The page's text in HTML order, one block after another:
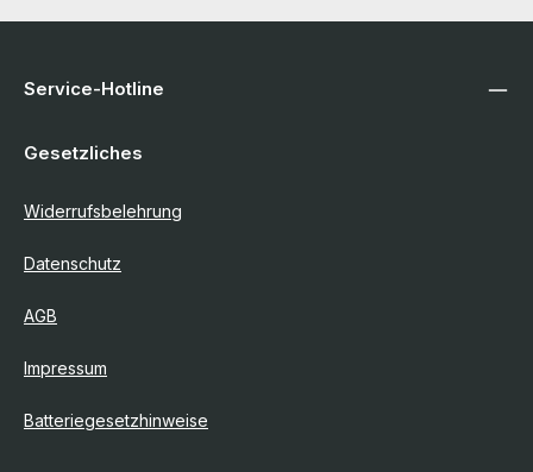
Service-Hotline
Gesetzliches
Widerrufsbelehrung
Datenschutz
AGB
Impressum
Batteriegesetzhinweise